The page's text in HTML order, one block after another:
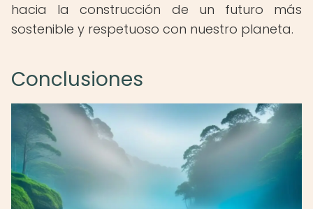
hacia la construcción de un futuro más
sostenible y respetuoso con nuestro planeta.
Conclusiones